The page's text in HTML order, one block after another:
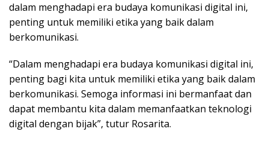
dalam menghadapi era budaya komunikasi digital ini,
penting untuk memiliki etika yang baik dalam
berkomunikasi.
“Dalam menghadapi era budaya komunikasi digital ini,
penting bagi kita untuk memiliki etika yang baik dalam
berkomunikasi. Semoga informasi ini bermanfaat dan
dapat membantu kita dalam memanfaatkan teknologi
digital dengan bijak”, tutur Rosarita.